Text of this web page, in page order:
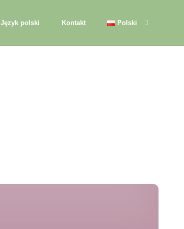
Język polski Kontakt Polski